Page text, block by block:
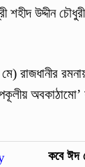
শহীদ উদ্দীন
রাজধানীর
অবকাঠামো’
কবে ঈদ